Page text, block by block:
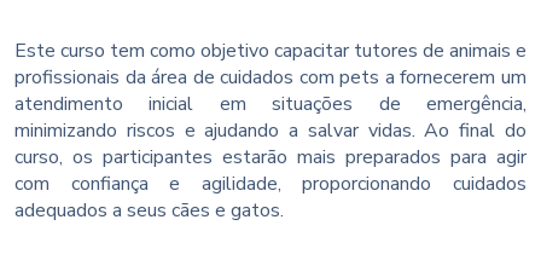
Este curso tem como objetivo capacitar tutores de animais e
profissionais da área de cuidados com pets a fornecerem um
atendimento inicial em situações de emergência,
minimizando riscos e ajudando a salvar vidas. Ao final do
curso, os participantes estarão mais preparados para agir
com confiança e agilidade, proporcionando cuidados
adequados a seus cães e gatos.